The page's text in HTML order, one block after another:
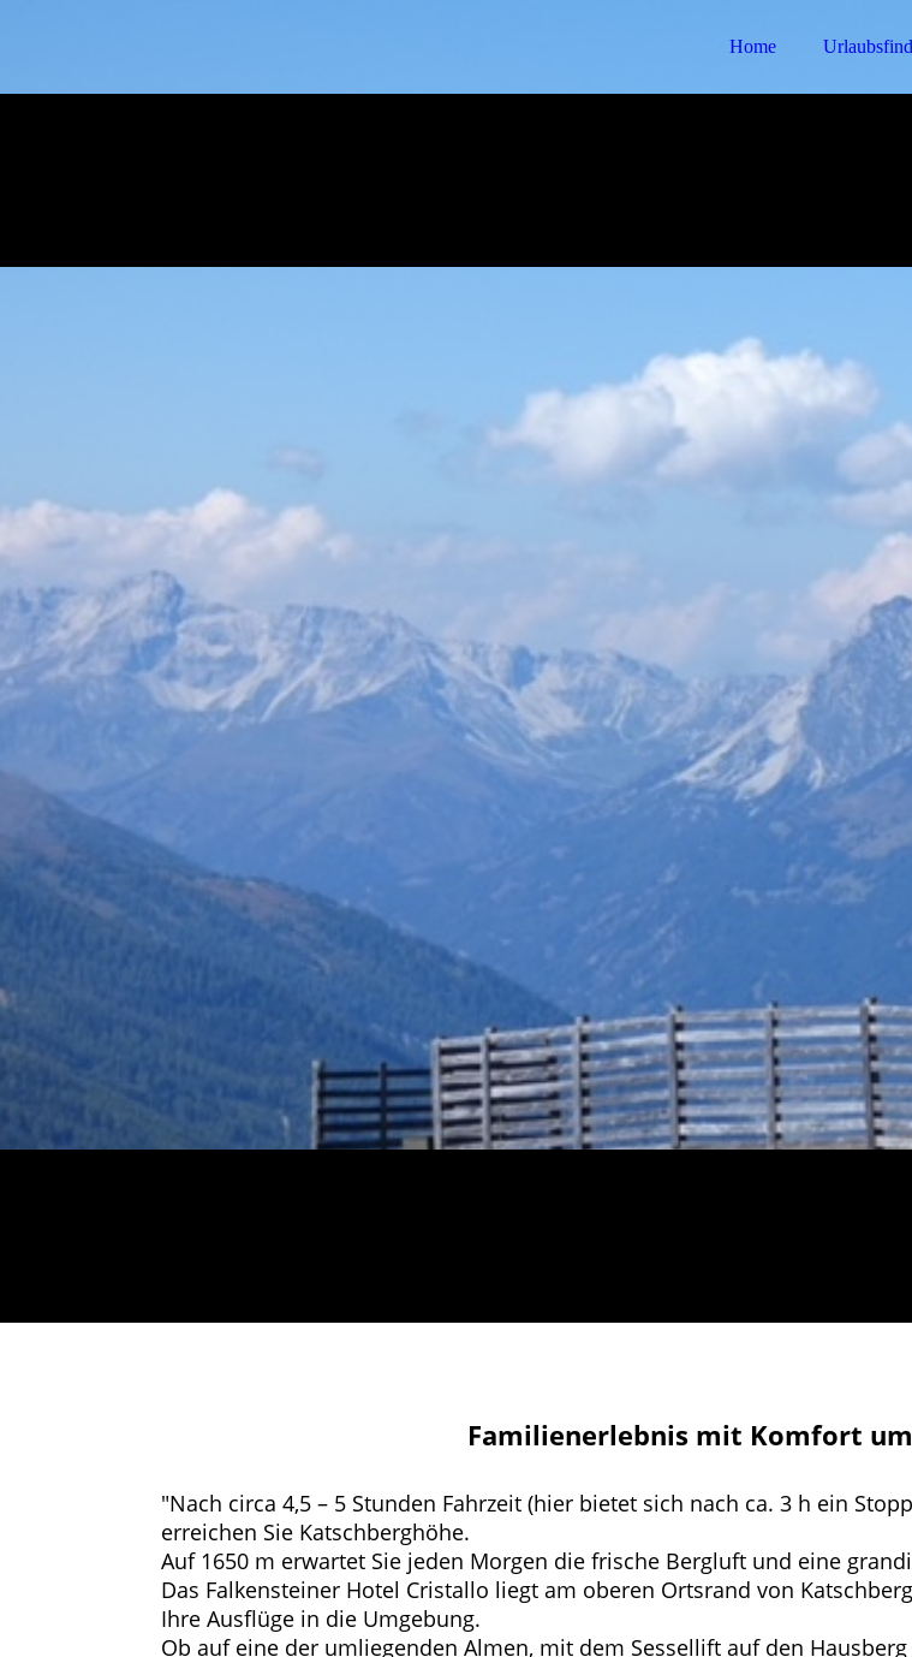
Home
Familienerlebnis mit Komfort
"Nach circa 4,5 – 5 Stunden Fahrzeit (hier bietet sich nach ca. 3 h ein
erreichen Sie Katschberghöhe.
Auf 1650 m erwartet Sie jeden Morgen die frische Bergluft und eine
Das Falkensteiner Hotel Cristallo liegt am oberen Ortsrand von
Ihre Ausflüge in die Umgebung.
Ob auf eine der umliegenden Almen, mit dem Sessellift auf den